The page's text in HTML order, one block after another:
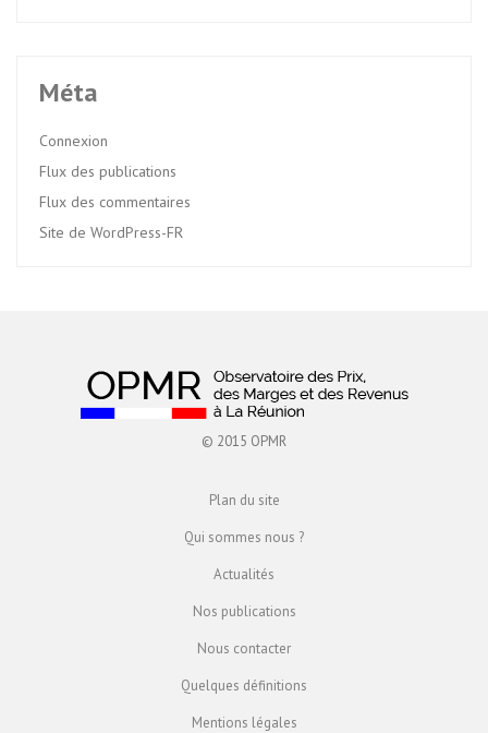
Méta
Connexion
Flux des publications
Flux des commentaires
Site de WordPress-FR
© 2015 OPMR
Plan du site
Qui sommes nous ?
Actualités
Nos publications
Nous contacter
Quelques définitions
Mentions légales